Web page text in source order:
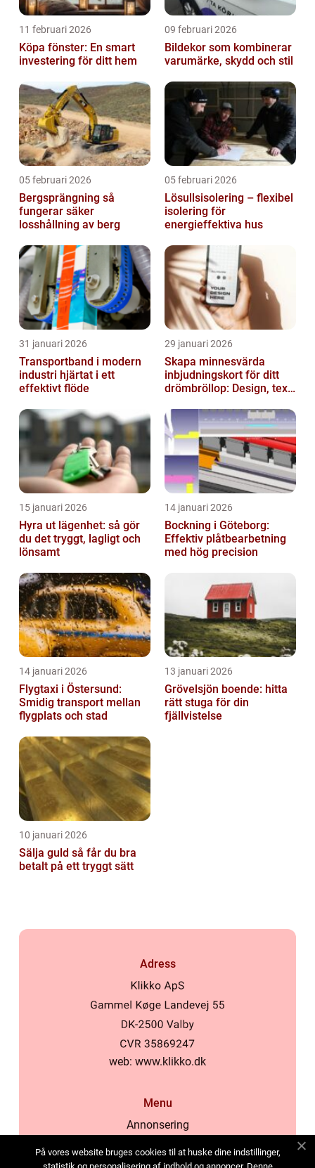
11 februari 2026
Köpa fönster: En smart
investering för ditt hem
09 februari 2026
Bildekor som kombinerar
varumärke, skydd och stil
05 februari 2026
Bergsprängning så
fungerar säker
losshållning av berg
05 februari 2026
Lösullsisolering – flexibel
isolering för
energieffektiva hus
31 januari 2026
Transportband i modern
industri hjärtat i ett
effektivt flöde
29 januari 2026
Skapa minnesvärda
inbjudningskort för ditt
drömbröllop: Design, text
15 januari 2026
Hyra ut lägenhet: så gör
du det tryggt, lagligt och
lönsamt
14 januari 2026
Bockning i Göteborg:
Effektiv plåtbearbetning
med hög precision
14 januari 2026
Flygtaxi i Östersund:
Smidig transport mellan
flygplats och stad
13 januari 2026
Grövelsjön boende: hitta
rätt stuga för din
fjällvistelse
10 januari 2026
Sälja guld så får du bra
betalt på ett tryggt sätt
Adress
web: www.klikko.dk
Menu
Annonsering
Cookies
På vores website bruges cookies til at huske dine indstillinger,